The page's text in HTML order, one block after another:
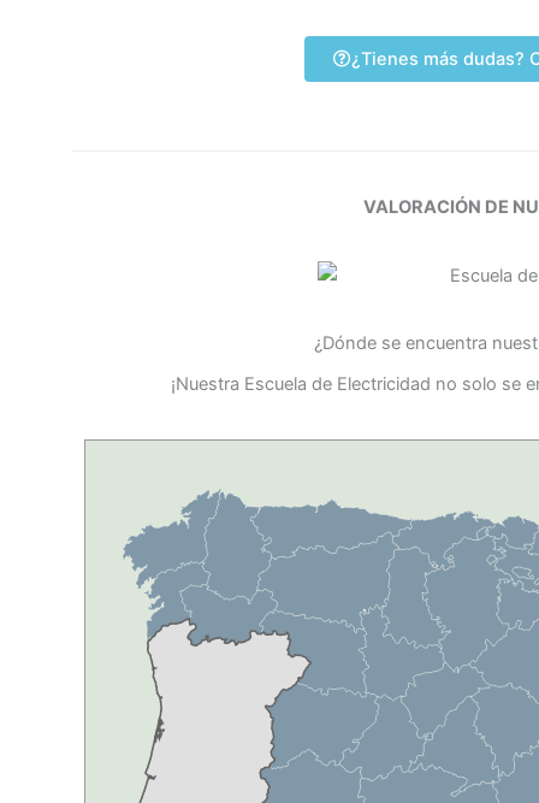
¿Tienes más dudas?
VALORACIÓN DE
¿Dónde se encuentra
¡Nuestra Escuela de Electricidad no solo se